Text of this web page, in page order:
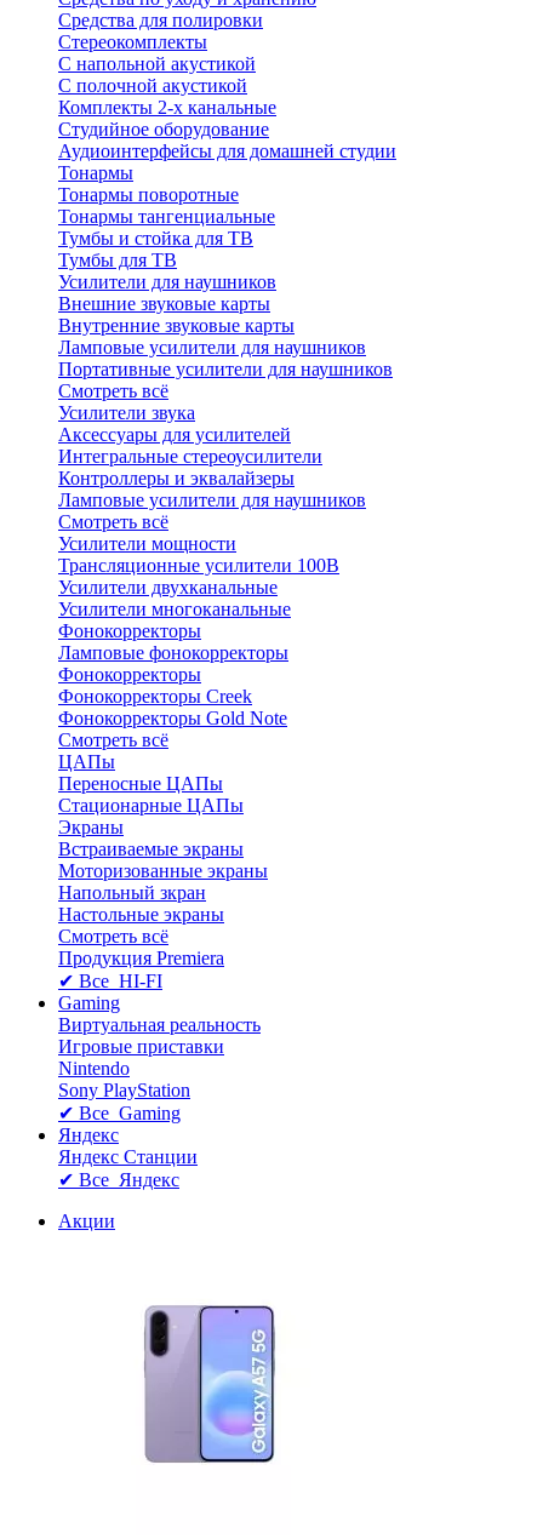
Средства для полировки
Стереокомплекты
C напольной акустикой
C полочной акустикой
Комплекты 2-х канальные
Студийное оборудование
Аудиоинтерфейсы для домашней студии
Тонармы
Тонармы поворотные
Тонармы тангенциальные
Тумбы и стойка для ТВ
Тумбы для ТВ
Усилители для наушников
Внешние звуковые карты
Внутренние звуковые карты
Ламповые усилители для наушников
Портативные усилители для наушников
Смотреть всё
Усилители звука
Аксессуары для усилителей
Интегральные стереоусилители
Контроллеры и эквалайзеры
Ламповые усилители для наушников
Смотреть всё
Усилители мощности
Трансляционные усилители 100В
Усилители двухканальные
Усилители многоканальные
Фонокорректоры
Ламповые фонокорректоры
Фонокорректоры
Фонокорректоры Creek
Фонокорректоры Gold Note
Смотреть всё
ЦАПы
Переносные ЦАПы
Стационарные ЦАПы
Экраны
Встраиваемые экраны
Моторизованные экраны
Напольный зкран
Настольные экраны
Смотреть всё
Продукция Premiera
✔ Все HI-FI
Gaming
Виртуальная реальность
Игровые приставки
Nintendo
Sony PlayStation
✔ Все Gaming
Яндекс
Яндекс Станции
✔ Все Яндекс
Акции